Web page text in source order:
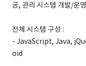
공, 관리 시스템 개발/운영
전체 시스템 구성 :
- JavaScript, Java,
oid